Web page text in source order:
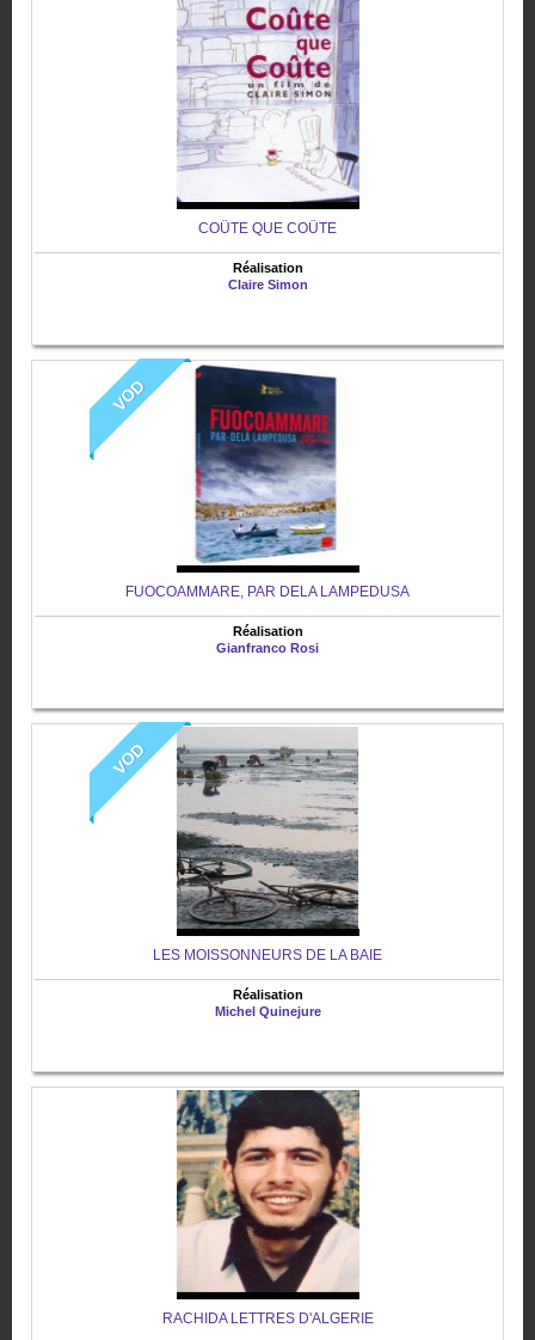
COÛTE QUE COÛTE
Réalisation
Claire Simon
VOD
FUOCOAMMARE, PAR DELA LAMPEDUSA
Réalisation
Gianfranco Rosi
VOD
LES MOISSONNEURS DE LA BAIE
Réalisation
Michel Quinejure
RACHIDA LETTRES D'ALGERIE